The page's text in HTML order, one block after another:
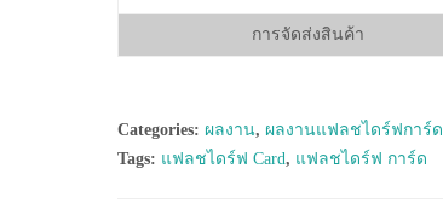
การจัดส่งสินค้า
Categories: ผลงาน, ผลงานแฟลชไดร์ฟการ์ด
Tags: แฟลชไดร์ฟ Card, แฟลชไดร์ฟ การ์ด